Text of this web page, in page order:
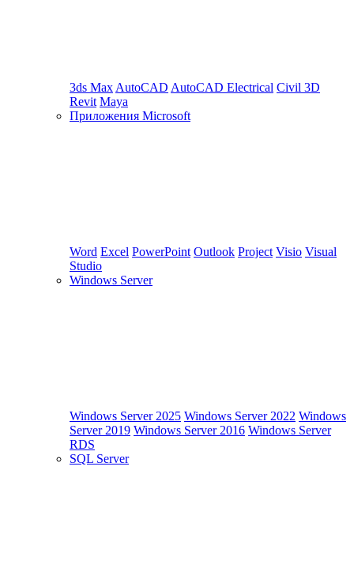
3ds Max AutoCAD AutoCAD Electrical Civil 3D
Revit Maya
Приложения Microsoft
Word Excel PowerPoint Outlook Project Visio Visual
Studio
Windows Server
Windows Server 2025 Windows Server 2022 Windows
Server 2019 Windows Server 2016 Windows Server
RDS
SQL Server